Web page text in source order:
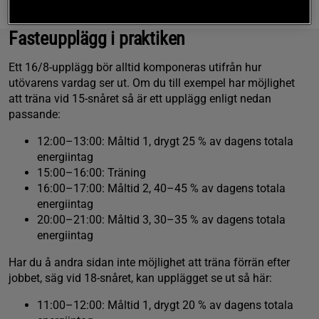
Fasteupplägg i praktiken
Ett 16/8-upplägg bör alltid komponeras utifrån hur
utövarens vardag ser ut. Om du till exempel har möjlighet
att träna vid 15-snåret så är ett upplägg enligt nedan
passande:
12:00–13:00: Måltid 1, drygt 25 % av dagens totala
energiintag
15:00–16:00: Träning
16:00–17:00: Måltid 2, 40–45 % av dagens totala
energiintag
20:00–21:00: Måltid 3, 30–35 % av dagens totala
energiintag
Har du å andra sidan inte möjlighet att träna förrän efter
jobbet, säg vid 18-snåret, kan upplägget se ut så här:
11:00–12:00: Måltid 1, drygt 20 % av dagens totala